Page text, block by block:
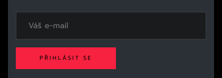
PŘIHLÁSIT SE